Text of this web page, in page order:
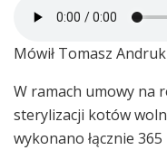
Mówił Tomasz
W ramach umowy na
sterylizacji kotów
wykonano łącznie